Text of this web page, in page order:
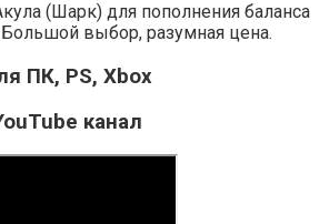
(Шарк) для пополнения баланса
выбор, разумная цена.
ПК, PS, Xbox
канал